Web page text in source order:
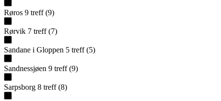
Røros 9 treff (9)
Rørvik 7 treff (7)
Sandane i Gloppen 5 treff (5)
Sandnessjøen 9 treff (9)
Sarpsborg 8 treff (8)